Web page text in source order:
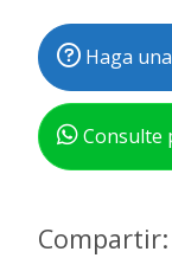
Haga
Consulte
Compartir: